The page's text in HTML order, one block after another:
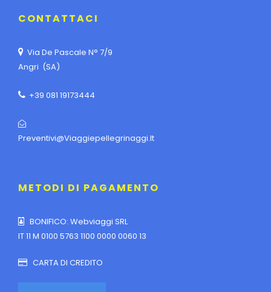
CONTATTACI
Via De Pascale N° 7/9
Angri (SA)
+39 081 19173444
Preventivi@viaggiepellegrinaggi.it
METODI DI PAGAMENTO
BONIFICO: Webviaggi SRL
IT 11 M 0100 5763 1100 0000 0060 13
CARTA DI CREDITO